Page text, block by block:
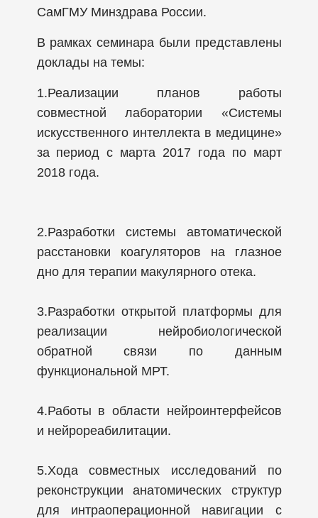
СамГМУ Минздрава России.
В рамках семинара были представлены
доклады на темы:
1.Реализации планов работы
совместной лаборатории «Системы
искусственного интеллекта в медицине»
за период с марта 2017 года по март
2018 года.
2.Разработки системы автоматической
расстановки коагуляторов на глазное
дно для терапии макулярного отека.
3.Разработки открытой платформы для
реализации нейробиологической
обратной связи по данным
функциональной МРТ.
4.Работы в области нейроинтерфейсов
и нейрореабилитации.
5.Хода совместных исследований по
реконструкции анатомических структур
для интраоперационной навигации с